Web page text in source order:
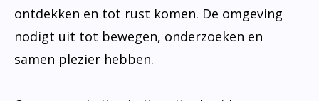
ontdekken en tot rust komen. De omgeving
nodigt uit tot bewegen, onderzoeken en
samen plezier hebben.